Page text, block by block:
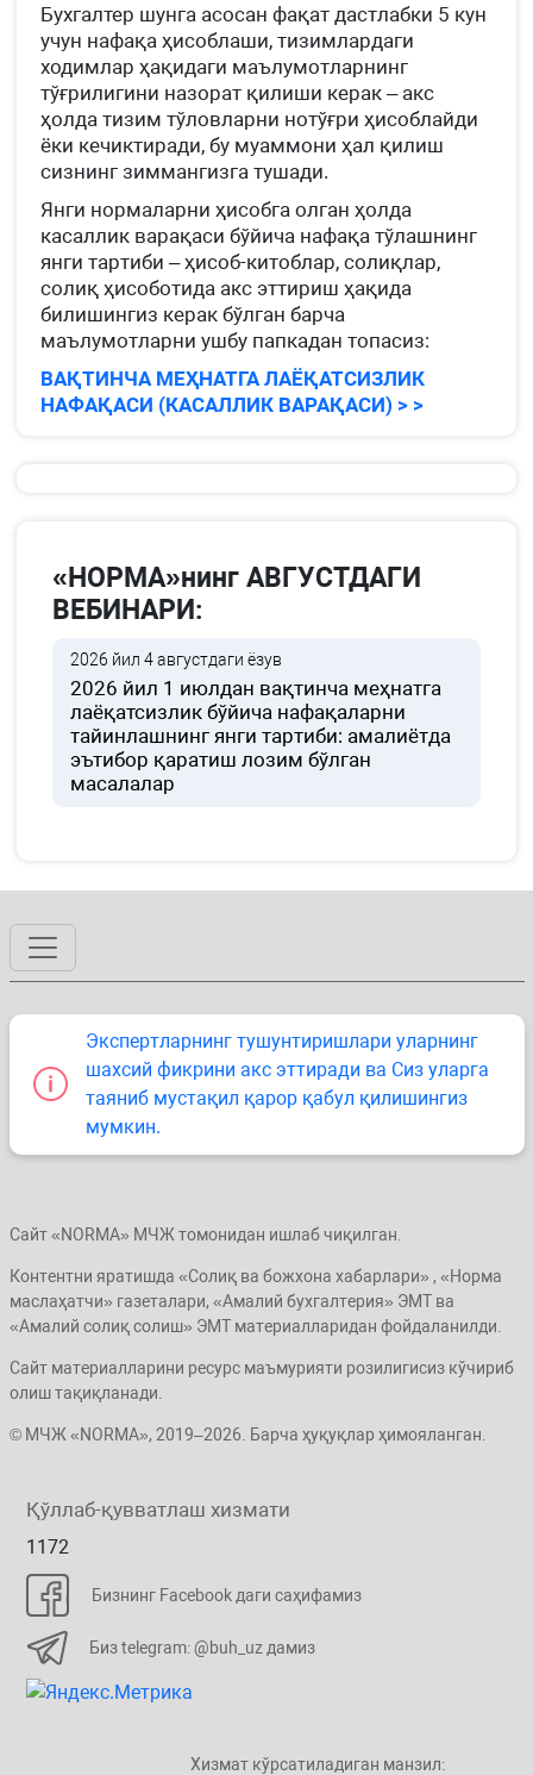
Бухгалтер шунга асосан фақат дастлабки 5 кун
учун нафақа ҳисоблаши, тизимлардаги
ходимлар ҳақидаги маълумотларнинг
тўғрилигини назорат қилиши керак – акс
ҳолда тизим тўловларни нотўғри ҳисоблайди
ёки кечиктиради, бу муаммони ҳал қилиш
сизнинг зиммангизга тушади.
Янги нормаларни ҳисобга олган ҳолда
касаллик варақаси бўйича нафақа тўлашнинг
янги тартиби – ҳисоб-китоблар, солиқлар,
солиқ ҳисоботида акс эттириш ҳақида
билишингиз керак бўлган барча
маълумотларни ушбу папкадан топасиз:
ВАҚТИНЧА МЕҲНАТГА ЛАЁҚАТСИЗЛИК
НАФАҚАСИ (КАСАЛЛИК ВАРАҚАСИ) > >
«НОРМА»нинг АВГУСТДАГИ
ВЕБИНАРИ:
2026 йил 4 августдаги ёзув
2026 йил 1 июлдан вақтинча меҳнатга
лаёқатсизлик бўйича нафақаларни
тайинлашнинг янги тартиби: амалиётда
эътибор қаратиш лозим бўлган
масалалар
Экспертларнинг тушунтиришлари уларнинг
шахсий фикрини акс эттиради ва Сиз уларга
таяниб мустақил қарор қабул қилишингиз
мумкин.
Сайт «NORMA» МЧЖ томонидан ишлаб чиқилган.
Контентни яратишда «Солиқ ва божхона хабарлари» , «Норма
маслаҳатчи» газеталари, «Амалий бухгалтерия» ЭМТ ва
«Амалий солиқ солиш» ЭМТ материалларидан фойдаланилди.
Сайт материалларини ресурс маъмурияти розилигисиз кўчириб
олиш тақиқланади.
© МЧЖ «NORMA», 2019–2026. Барча ҳуқуқлар ҳимояланган.
Қўллаб-қувватлаш хизмати
1172
Бизнинг Facebook даги саҳифамиз
Биз telegram: @buh_uz дамиз
Хизмат кўрсатиладиган манзил: